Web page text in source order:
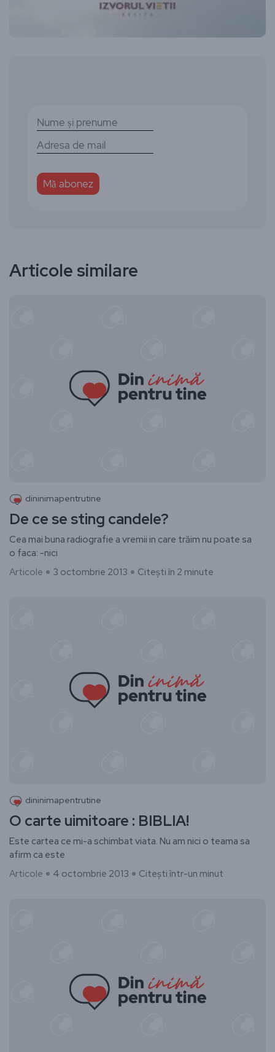
Articole similare
dininimapentrutine
De ce se sting candele?
Cea mai buna radiografie a vremii in care trăim nu poate sa
o faca: -nici
Articole
3 octombrie 2013 Citești în 2 minute
dininimapentrutine
O carte uimitoare : BIBLIA!
Este cartea ce mi-a schimbat viata. Nu am nici o teama sa
afirm ca este
Articole
4 octombrie 2013 Citești într-un minut